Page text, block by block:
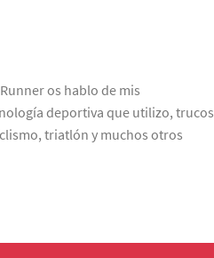
os hablo de mis
deportiva que utilizo, trucos
triatlón y muchos otros